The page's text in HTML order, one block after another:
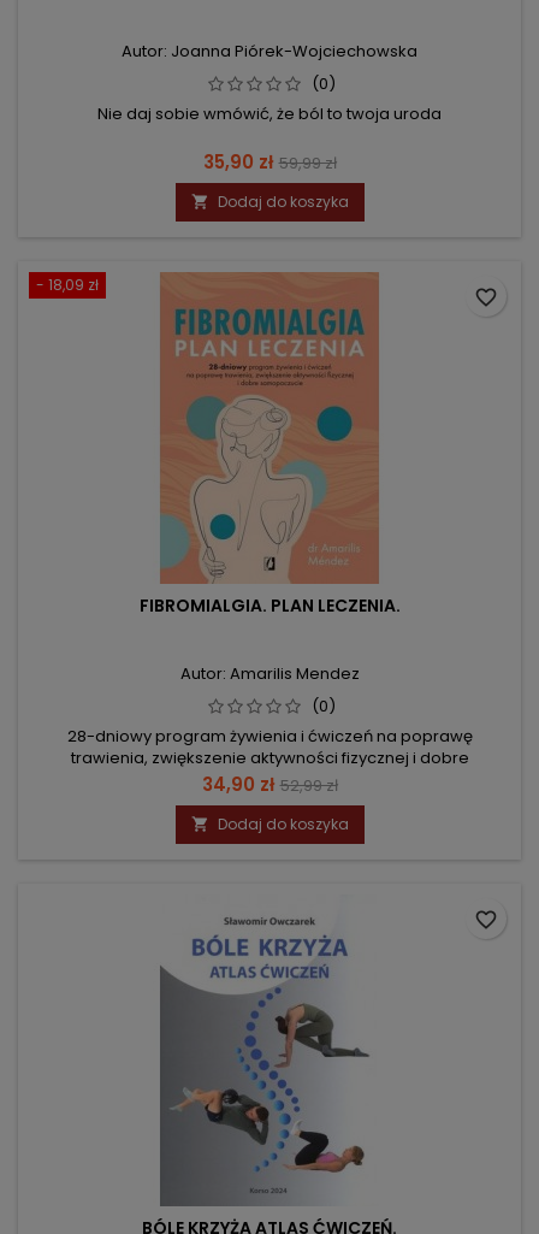
Autor: Joanna Piórek-Wojciechowska
(0)
Nie daj sobie wmówić, że ból to twoja uroda
Cena
35,90 zł Cena
podstawowa
59,99 zł
 Dodaj do koszyka
- 18,09 zł
FIBROMIALGIA. PLAN LECZENIA.
Autor: Amarilis Mendez
(0)
28-dniowy program żywienia i ćwiczeń na poprawę
trawienia, zwiększenie aktywności fizycznej i dobre
samopoczucie
Cena
34,90 zł Cena
podstawowa
52,99 zł
 Dodaj do koszyka
favorite_border
BÓLE KRZYŻA ATLAS ĆWICZEŃ.
favorite_border